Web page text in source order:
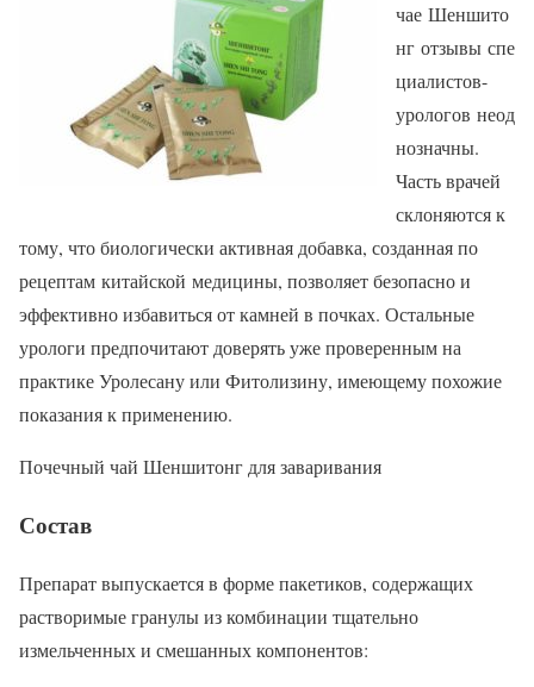
чае Шеншито
нг отзывы спе
циалистов-
урологов неод
нозначны.
Часть врачей
склоняются к
тому, что биологически активная добавка, созданная по
рецептам китайской медицины, позволяет безопасно и
эффективно избавиться от камней в почках. Остальные
урологи предпочитают доверять уже проверенным на
практике Уролесану или Фитолизину, имеющему похожие
показания к применению.
Почечный чай Шеншитонг для заваривания
Состав
Препарат выпускается в форме пакетиков, содержащих
растворимые гранулы из комбинации тщательно
измельченных и смешанных компонентов: